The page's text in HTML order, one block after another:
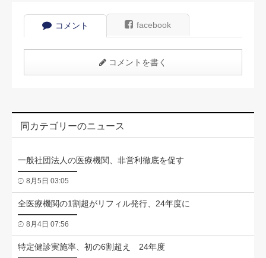
コメント facebook
コメントを書く
同カテゴリーのニュース
一般社団法人の医療機関、非営利徹底を促す
8月5日 03:05
全医療機関の1割超がリフィル発行、24年度に
8月4日 07:56
特定健診実施率、初の6割超え 24年度